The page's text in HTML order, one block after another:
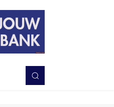
TNI-POLRI